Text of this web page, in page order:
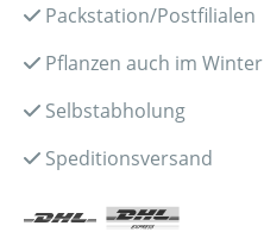
Packstation/Postfilialen
Pflanzen auch im Winter
Selbstabholung
Speditionsversand